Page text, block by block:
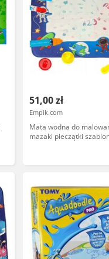
51,00 zł
Empik.com
Mata wodna do
mazaki pieczątki